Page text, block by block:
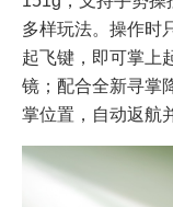
多样玩法。操作时
起飞键，即可掌上
镜；配合全新寻掌
掌位置，自动返航